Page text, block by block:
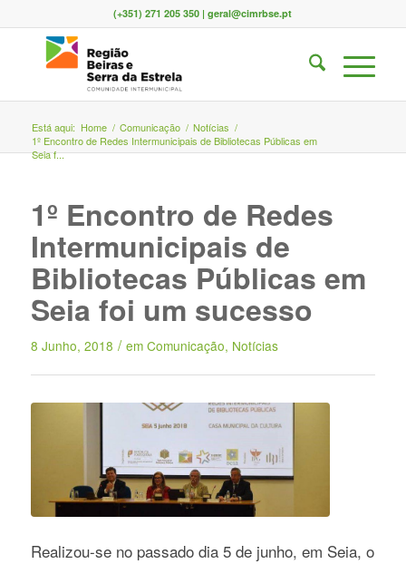
(+351) 271 205 350 | geral@cimrbse.pt
Está aqui: Home / Comunicação / Notícias /
1º Encontro de Redes Intermunicipais de Bibliotecas Públicas em
Seia f...
1º Encontro de Redes
Intermunicipais de
Bibliotecas Públicas em
Seia foi um sucesso
8 Junho, 2018 / em Comunicação, Notícias
Realizou-se no passado dia 5 de junho, em Seia, o